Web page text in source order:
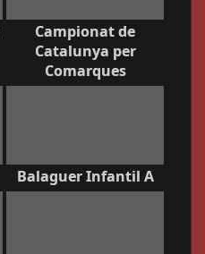
Campionat de
Catalunya per
Comarques
Balaguer Infantil A